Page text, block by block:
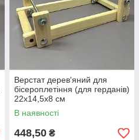
Верстат дерев'яний для
бісероплетіння (для герданів)
22х14,5х8 см
В наявності
448,50 ₴